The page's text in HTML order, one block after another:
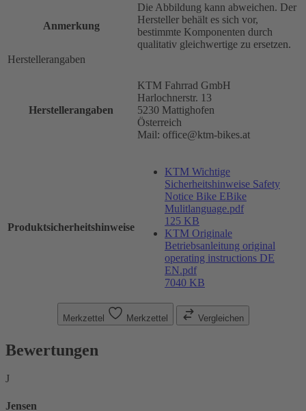
Anmerkung
Die Abbildung kann abweichen. Der
Hersteller behält es sich vor,
bestimmte Komponenten durch
qualitativ gleichwertige zu ersetzen.
Herstellerangaben
Herstellerangaben
KTM Fahrrad GmbH
Harlochnerstr. 13
5230 Mattighofen
Österreich
Mail: office@ktm-bikes.at
Produktsicherheitshinweise
KTM Wichtige
Sicherheitshinweise Safety
Notice Bike EBike
Mulitlanguage.pdf
125 KB
KTM Originale
Betriebsanleitung original
operating instructions DE
EN.pdf
7040 KB
Merkzettel Merkzettel Vergleichen
Bewertungen
J
Jensen